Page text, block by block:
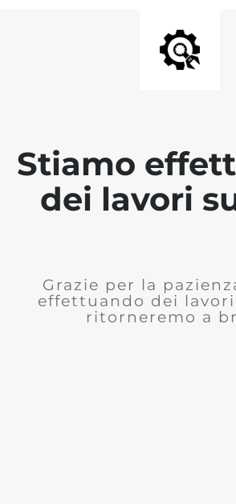
Stiamo
dei lavori
Grazie per la
effettuando dei
ritorneremo a